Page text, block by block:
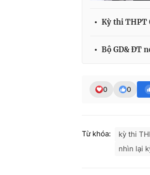
Kỳ thi THPT
Bộ GD& ĐT
0 0
Từ khóa: kỳ thi
nhìn lại